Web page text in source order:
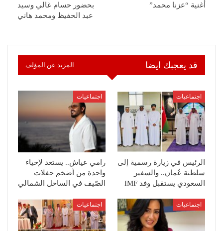
أغنية “عزنا محمد”
بحضور حسام غالي وسيد
عبد الحفيظ ومحمد هاني
قد يعجبك ايضا المزيد عن المؤلف
اجتماعيات
الرئيس في زيارة رسمية إلى
سلطنة عُمان.. والسفير
السعودي يستقبل وفد IMF
اجتماعيات
رامي عياش.. يستعد لإحياء
واحدة من أضخم حفلات
الصّيف في الساحل الشمالي
اجتماعيات اجتماعيات